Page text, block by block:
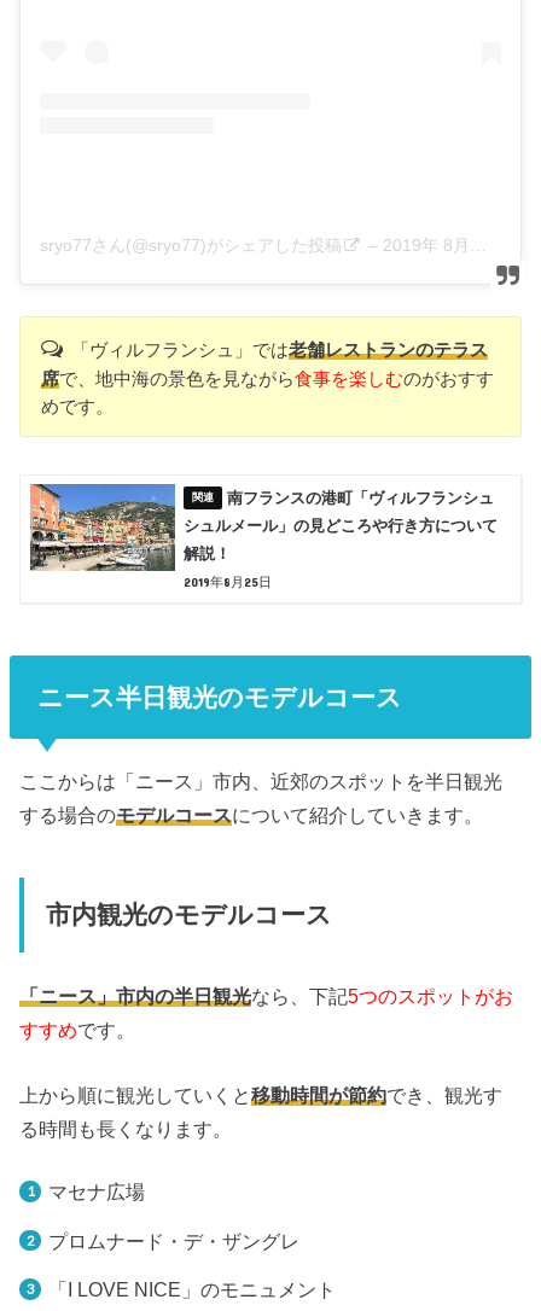
sryo77さん(@sryo77)がシェアした投稿 – 2019年 8月月24日午前4時21分PDT
「ヴィルフランシュ」では老舗レストランのテラス
席で、地中海の景色を見ながら食事を楽しむのがおすす
めです。
南フランスの港町「ヴィルフランシュ
シュルメール」の見どころや行き方について
解説！
2019年8月25日
ニース半日観光のモデルコース
ここからは「ニース」市内、近郊のスポットを半日観光
する場合のモデルコースについて紹介していきます。
市内観光のモデルコース
「ニース」市内の半日観光なら、下記5つのスポットがお
すすめです。
上から順に観光していくと移動時間が節約でき、観光す
る時間も長くなります。
マセナ広場
プロムナード・デ・ザングレ
「I LOVE NICE」のモニュメント